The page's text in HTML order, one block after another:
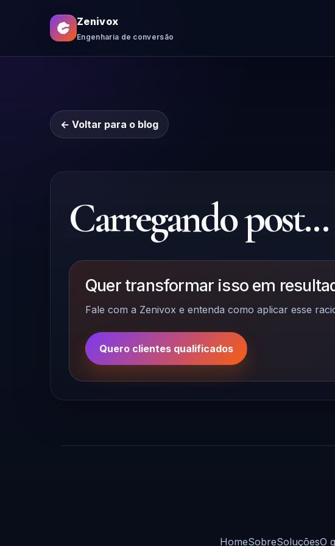
Zenivox
Engenharia de conversão
← Voltar para o blog
Carregando post...
Quer transformar isso em
Fale com a Zenivox e entenda como aplicar esse
Quero clientes qualificados
HomeSobreSoluçõesO